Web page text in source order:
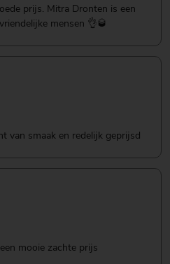
prijs. Mitra Dronten is een
mensen 👌🥃
van smaak en redelijk geprijsd
mooie zachte prijs